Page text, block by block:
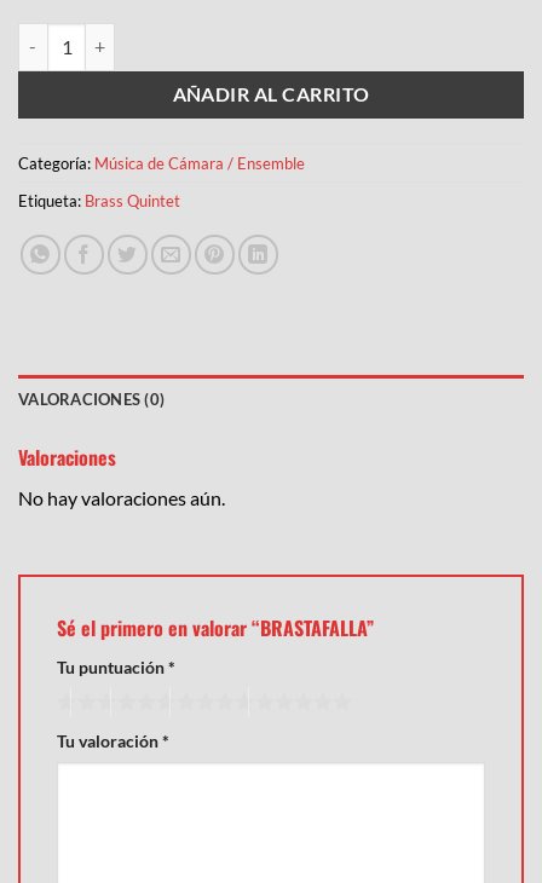
AÑADIR AL CARRITO
Categoría: Música de Cámara / Ensemble
Etiqueta: Brass Quintet
VALORACIONES (0)
Valoraciones
No hay valoraciones aún.
Sé el primero en valorar “BRASTAFALLA”
Tu puntuación*
Tu valoración*